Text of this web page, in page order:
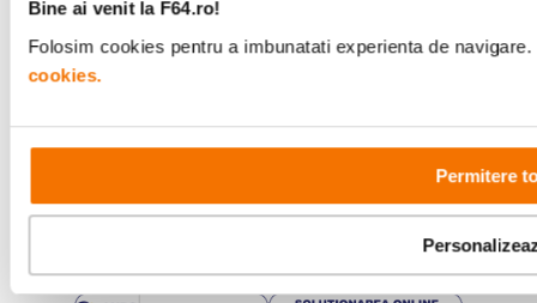
Bine ai venit la F64.ro!
Folosim cookies pentru a imbunatati experienta de
cookies.
Permitere
+40 21 270 0050
Program de lucru
Bd-ul Unirii 64, Bucuresti